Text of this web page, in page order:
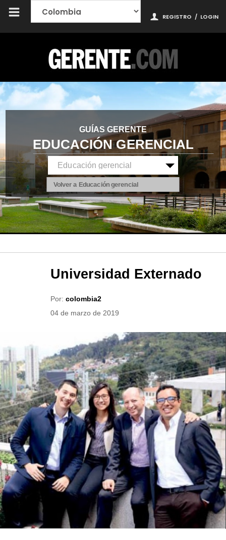
REGISTRO / LOGIN
GUÍAS GERENTE
EDUCACIÓN GERENCIAL
Volver a Educación gerencial
Universidad Externado
Por: colombia2
04 de marzo de 2019